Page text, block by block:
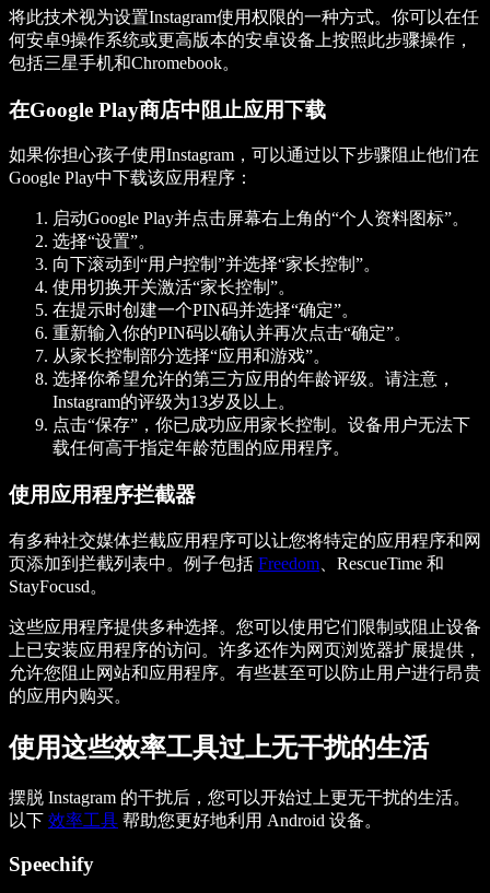
将此技术视为设置Instagram使用权限的一种方式。你可以在任
何安卓9操作系统或更高版本的安卓设备上按照此步骤操作，
包括三星手机和Chromebook。
在Google Play商店中阻止应用下载
如果你担心孩子使用Instagram，可以通过以下步骤阻止他们在
Google Play中下载该应用程序：
启动Google Play并点击屏幕右上角的“个人资料图标”。
选择“设置”。
向下滚动到“用户控制”并选择“家长控制”。
使用切换开关激活“家长控制”。
在提示时创建一个PIN码并选择“确定”。
重新输入你的PIN码以确认并再次点击“确定”。
从家长控制部分选择“应用和游戏”。
选择你希望允许的第三方应用的年龄评级。请注意，
Instagram的评级为13岁及以上。
点击“保存”，你已成功应用家长控制。设备用户无法下
载任何高于指定年龄范围的应用程序。
使用应用程序拦截器
有多种社交媒体拦截应用程序可以让您将特定的应用程序和网
页添加到拦截列表中。例子包括 Freedom 、RescueTime 和
StayFocusd。
这些应用程序提供多种选择。您可以使用它们限制或阻止设备
上已安装应用程序的访问。许多还作为网页浏览器扩展提供，
允许您阻止网站和应用程序。有些甚至可以防止用户进行昂贵
的应用内购买。
使用这些效率工具过上无干扰的生活
摆脱 Instagram 的干扰后，您可以开始过上更无干扰的生活。
以下 效率工具 帮助您更好地利用 Android 设备。
Speechify